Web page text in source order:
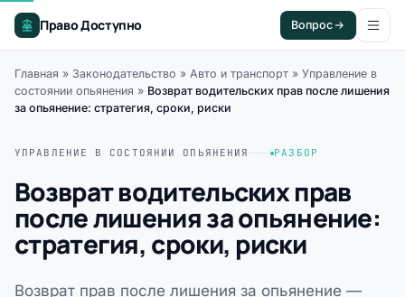
Право Доступно Вопрос
Главная » Законодательство » Авто и транспорт » Управление в
состоянии опьянения » Возврат водительских прав после лишения
за опьянение: стратегия, сроки, риски
УПРАВЛЕНИЕ В СОСТОЯНИИ ОПЬЯНЕНИЯ РАЗБОР
Возврат водительских прав
после лишения за опьянение:
стратегия, сроки, риски
Возврат прав после лишения за опьянение —